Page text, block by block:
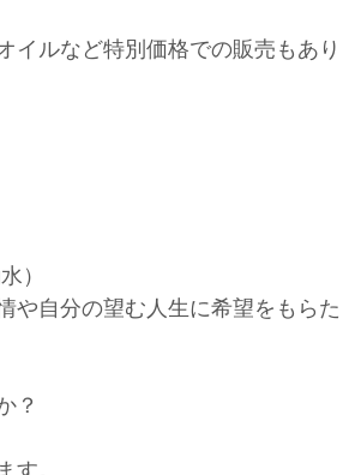
イルなど特別価格での販売もあ
）
や自分の望む人生に希望をもら
？